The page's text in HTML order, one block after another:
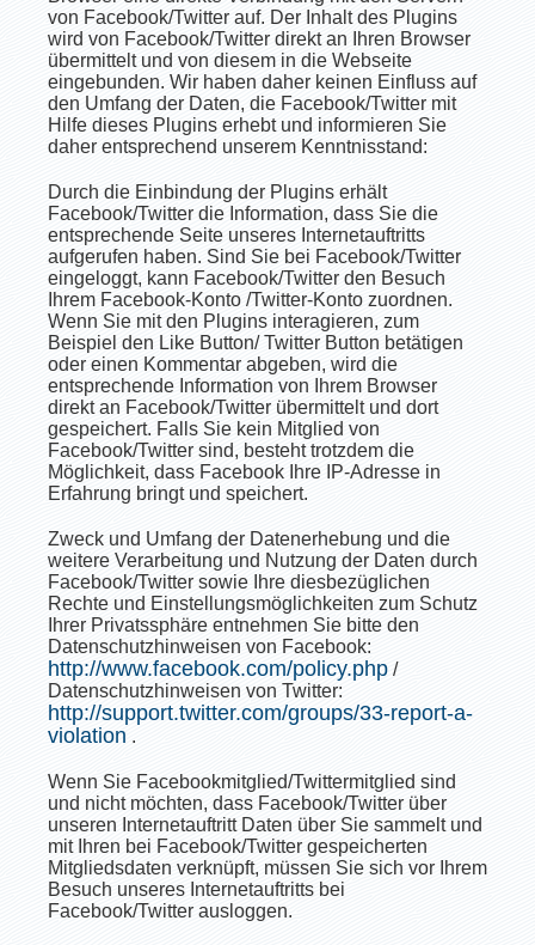
von Facebook/Twitter auf. Der Inhalt des Plugins
wird von Facebook/Twitter direkt an Ihren Browser
übermittelt und von diesem in die Webseite
eingebunden. Wir haben daher keinen Einfluss auf
den Umfang der Daten, die Facebook/Twitter mit
Hilfe dieses Plugins erhebt und informieren Sie
daher entsprechend unserem Kenntnisstand:
Durch die Einbindung der Plugins erhält
Facebook/Twitter die Information, dass Sie die
entsprechende Seite unseres Internetauftritts
aufgerufen haben. Sind Sie bei Facebook/Twitter
eingeloggt, kann Facebook/Twitter den Besuch
Ihrem Facebook-Konto /Twitter-Konto zuordnen.
Wenn Sie mit den Plugins interagieren, zum
Beispiel den Like Button/ Twitter Button betätigen
oder einen Kommentar abgeben, wird die
entsprechende Information von Ihrem Browser
direkt an Facebook/Twitter übermittelt und dort
gespeichert. Falls Sie kein Mitglied von
Facebook/Twitter sind, besteht trotzdem die
Möglichkeit, dass Facebook Ihre IP-Adresse in
Erfahrung bringt und speichert.
Zweck und Umfang der Datenerhebung und die
weitere Verarbeitung und Nutzung der Daten durch
Facebook/Twitter sowie Ihre diesbezüglichen
Rechte und Einstellungsmöglichkeiten zum Schutz
Ihrer Privatssphäre entnehmen Sie bitte den
Datenschutzhinweisen von Facebook:
http://www.facebook.com/policy.php /
Datenschutzhinweisen von Twitter:
http://support.twitter.com/groups/33-report-a-
violation .
Wenn Sie Facebookmitglied/Twittermitglied sind
und nicht möchten, dass Facebook/Twitter über
unseren Internetauftritt Daten über Sie sammelt und
mit Ihren bei Facebook/Twitter gespeicherten
Mitgliedsdaten verknüpft, müssen Sie sich vor Ihrem
Besuch unseres Internetauftritts bei
Facebook/Twitter ausloggen.